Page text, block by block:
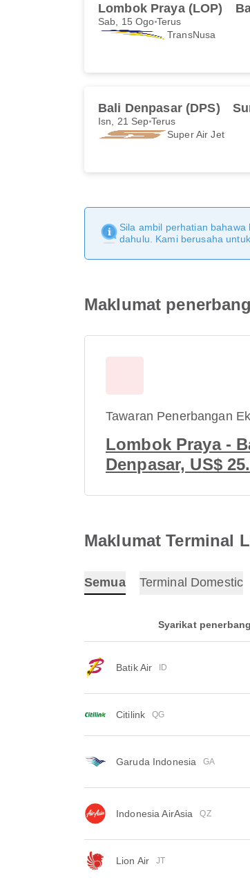
Lombok Praya (LOP)
Sab, 15 Ogo Terus
TransNusa
Bali Denpasar (DPS)
Isn, 21 Sep Terus
Super Air Jet
Sila ambil perhatian
dahulu. Kami berusaha
Maklumat
Tawaran Penerbangan
Lombok Praya -
Denpasar, US$
Maklumat Terminal
Semua Terminal Domestic
Syarikat
Batik Air ID
Citilink QG
Garuda Indonesia GA
Indonesia AirAsia QZ
Lion Air JT